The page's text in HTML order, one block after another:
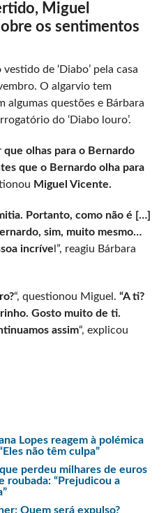
Miguel
os sentimentos
de ‘Diabo’ pela casa
O algarvio tem
algumas questões e Bárbara
do ‘Diabo louro’.
olhas para o Bernardo
que o Bernardo olha para
Miguel Vicente.
Portanto, como não é […]
sim, muito mesmo…
incríve l”, reagiu Bárbara
“, questionou Miguel. “A ti?
Gosto muito de ti.
assim“, explicou
Lopes reagem à polémica
não têm culpa”
perdeu milhares de euros
roubada: “Prejudicou a
Quem será expulso?